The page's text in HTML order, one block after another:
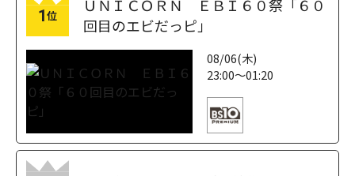
1位
ＵＮＩＣＯＲＮ ＥＢＩ６０祭「６０
回目のエビだっピ」
08/06(木)
23:00～01:20